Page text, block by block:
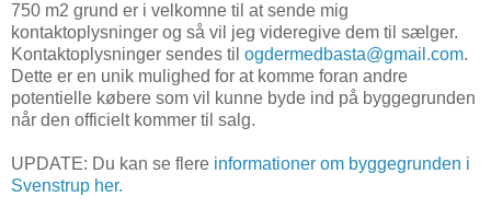
750 m2 grund er i velkomne til at sende mig
kontaktoplysninger og så vil jeg videregive dem til sælger.
Kontaktoplysninger sendes til ogdermedbasta@gmail.com.
Dette er en unik mulighed for at komme foran andre
potentielle købere som vil kunne byde ind på byggegrunden
når den officielt kommer til salg.
UPDATE: Du kan se flere informationer om byggegrunden i
Svenstrup her.